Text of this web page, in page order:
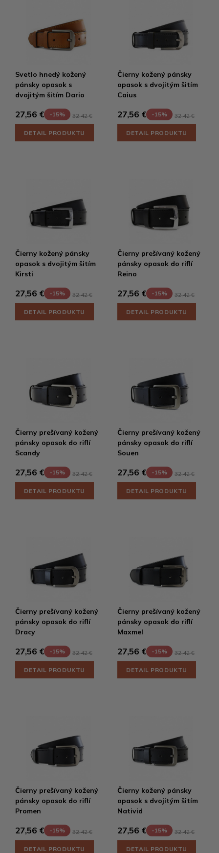
Svetlo hnedý kožený
pánsky opasok s
dvojitým šitím Dario
27,56 € -15% 32,42 €
DETAIL PRODUKTU
Čierny kožený pánsky
opasok s dvojitým šitím
Caius
27,56 € -15% 32,42 €
DETAIL PRODUKTU
Čierny kožený pánsky
opasok s dvojitým šitím
Kirsti
27,56 € -15% 32,42 €
DETAIL PRODUKTU
Čierny prešívaný kožený
pánsky opasok do riflí
Reino
27,56 € -15% 32,42 €
DETAIL PRODUKTU
Čierny prešívaný kožený
pánsky opasok do riflí
Scandy
27,56 € -15% 32,42 €
DETAIL PRODUKTU
Čierny prešívaný kožený
pánsky opasok do riflí
Souen
27,56 € -15% 32,42 €
DETAIL PRODUKTU
Čierny prešívaný kožený
pánsky opasok do riflí
Dracy
27,56 € -15% 32,42 €
DETAIL PRODUKTU
Čierny prešívaný kožený
pánsky opasok do riflí
Maxmel
27,56 € -15% 32,42 €
DETAIL PRODUKTU
Čierny prešívaný kožený
pánsky opasok do riflí
Promen
27,56 € -15% 32,42 €
DETAIL PRODUKTU
Čierny kožený pánsky
opasok s dvojitým šitím
Nativid
27,56 € -15% 32,42 €
DETAIL PRODUKTU